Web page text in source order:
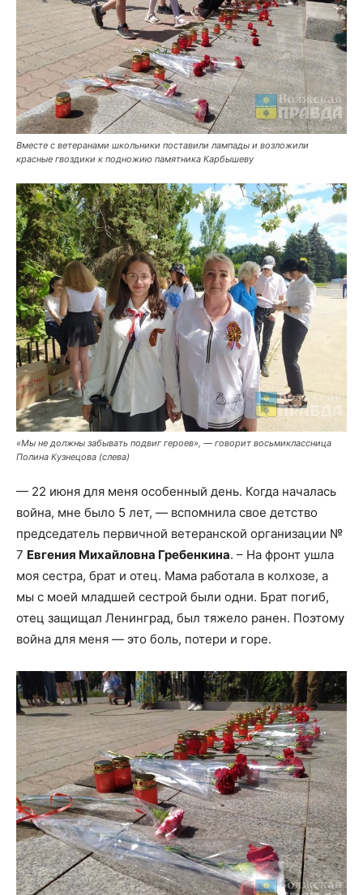
Вместе с ветеранами школьники поставили лампады и возложили
красные гвоздики к подножию памятника Карбышеву
«Мы не должны забывать подвиг героев», — говорит восьмиклассница
Полина Кузнецова (слева)
— 22 июня для меня особенный день. Когда началась
война, мне было 5 лет, — вспомнила свое детство
председатель первичной ветеранской организации №
7 Евгения Михайловна Гребенкина. – На фронт ушла
моя сестра, брат и отец. Мама работала в колхозе, а
мы с моей младшей сестрой были одни. Брат погиб,
отец защищал Ленинград, был тяжело ранен. Поэтому
война для меня — это боль, потери и горе.